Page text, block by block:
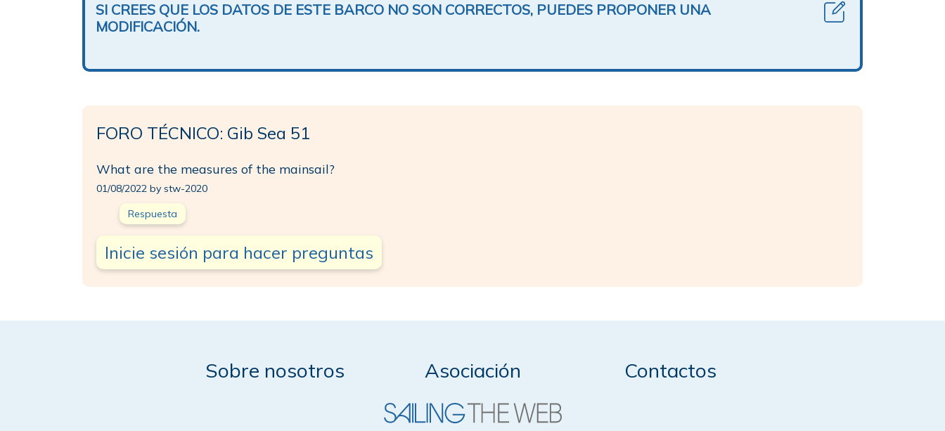
SI CREES QUE LOS DATOS DE ESTE BARCO NO SON CORRECTOS, PUEDES PROPONER UNA
MODIFICACIÓN.
FORO TÉCNICO: Gib Sea 51
What are the measures of the mainsail?
01/08/2022 by stw-2020
Respuesta
Inicie sesión para hacer preguntas
Sobre nosotros Asociación Contactos